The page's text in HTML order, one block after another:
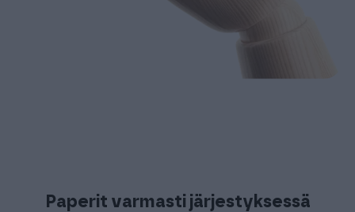
Paperit varmasti järjestyksessä